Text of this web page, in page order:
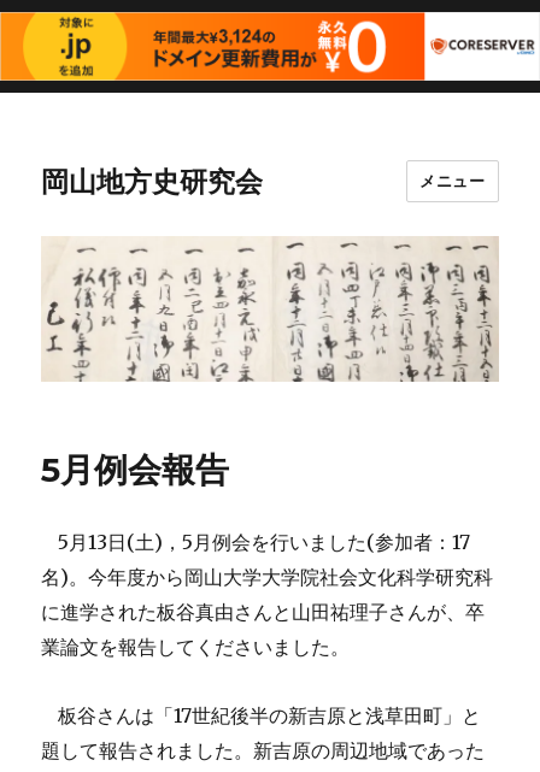
岡山地方史研究会 メニュー
5月例会報告
5 月13 日 (土) ，5 月例会を行いました(参加者：17
名)。今年度から岡山大学大学院社会文化科学研究科
に進学された板谷真由さんと山田祐理子さんが、卒
業論文を報告してくださいました。
板谷さんは「17世紀後半の新吉原と浅草田町」と
題して報告されました。新吉原の周辺地域であった